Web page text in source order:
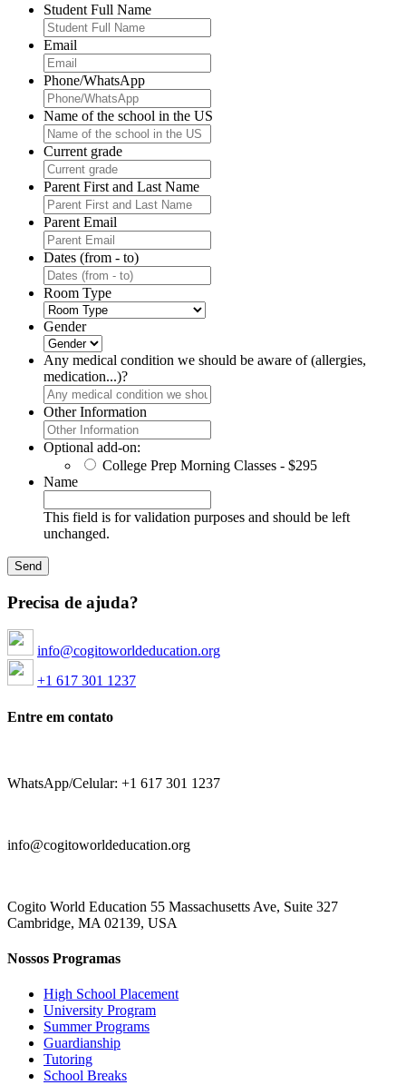
Student Full Name
Email
Phone/WhatsApp
Name of the school in the US
Current grade
Parent First and Last Name
Parent Email
Dates (from - to)
Room Type
Gender
Any medical condition we should be aware of (allergies,
medication...)?
Other Information
Optional add-on:
College Prep Morning Classes - $295
Name
This field is for validation purposes and should be left
unchanged.
Precisa de ajuda?
info@cogitoworldeducation.org
+1 617 301 1237
Entre em contato
WhatsApp/Celular: +1 617 301 1237
info@cogitoworldeducation.org
Cogito World Education 55 Massachusetts Ave, Suite 327
Cambridge, MA 02139, USA
Nossos Programas
High School Placement
University Program
Summer Programs
Guardianship
Tutoring
School Breaks